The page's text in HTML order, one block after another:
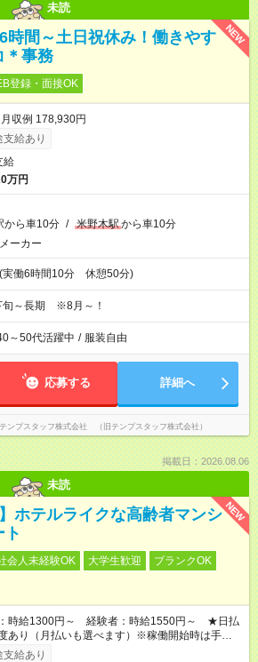
未読
NEW
時間～土日祝休み！働きやす
＊事務
登録・面接OK
収例 178,930円
給あり
給
万円
から車10分 / 米野木駅から車10分
ーカー
実働6時間10分 休憩50分)
旬～長期 ※8月～！
～50代活躍中 / 服装自由
応募する 詳細へ
ンプスタッフ株式会社 （旧テンプスタッフ株式会社）
掲載日：2026.08.06
未読
NEW
ホテルライクな高齢者マンシ
ト
会人未経験OK 大学生歓迎
ブランクOK
時給1300円～ 経験者：時給1550円～ ★日払
あり（月払いも選べます）※稼働開始時は手続き
払いとなります。
給あり